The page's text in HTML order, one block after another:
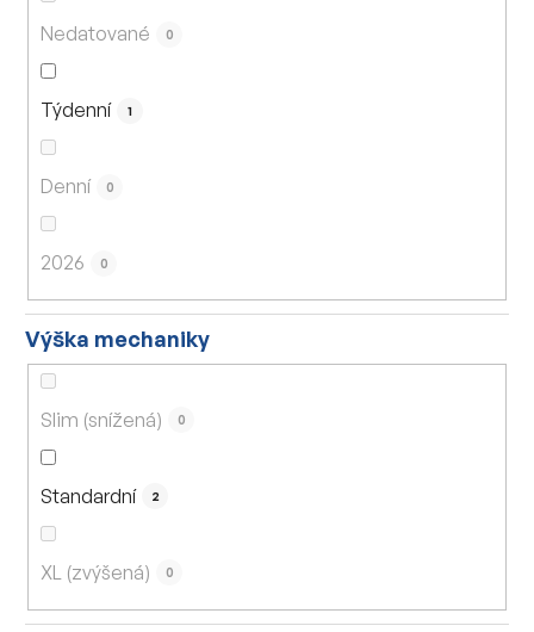
Nedatované 0
Týdenní 1
Denní 0
2026 0
Výška mechaniky
Slim (snížená) 0
Standardní 2
XL (zvýšená) 0